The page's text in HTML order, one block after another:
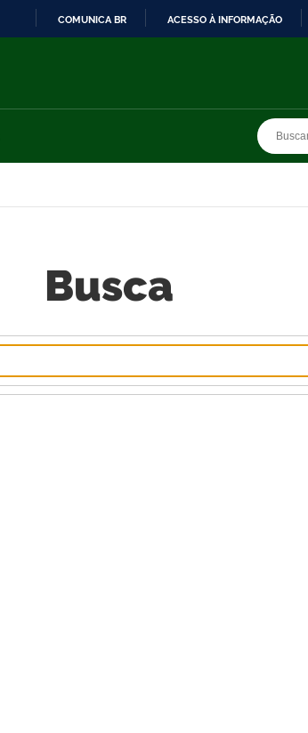
COMUNICA BR ACESSO À INFORMAÇÃO
Busca